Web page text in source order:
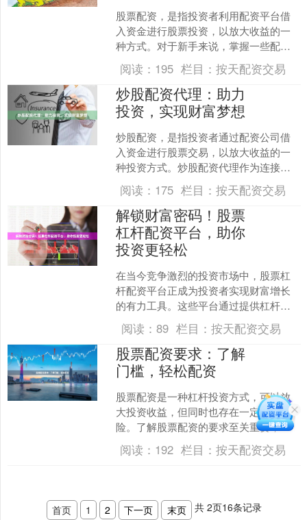
股票配资，是指投资者利用配资平台借
入资金进行股票投资，以放大收益的一
种方式。对于新手来说，掌握一些配资
技巧至关重要，可以帮助他们提高获利
概率，降低风险。 **1....
阅读： 195 栏目： 按天配资交易
炒股配资代理：助力
投资，实现财富梦想
炒股配资，是指投资者通过配资公司借
入资金进行股票交易，以放大收益的一
种投资方式。炒股配资代理作为连接投
资者和配资公司的桥梁，在投资过程中
扮演着至关重要的角色。 ....
阅读： 175 栏目： 按天配资交易
解锁财富密码！股票
杠杆配资平台，助你
投资更轻松
在当今竞争激烈的投资市场中，股票杠
杆配资平台正成为投资者实现财富增长
的有力工具。这些平台通过提供杠杆资
金，让投资者能够放大投资规模，从而
获得更高的潜在回报。 股....
阅读：89 栏目：按天配资交易
股票配资要求：了解
门槛，轻松配资
股票配资是一种杠杆投资方式，可以放
大投资收益，但同时也存在一定的风
险。了解股票配资的要求至关重要，以
便安全、有效地进行配资。 **门槛要
求：** * **账户资....
阅读： 192 栏目： 按天配资交易
首页 1 2 下一页 末页 共 2页16条记录